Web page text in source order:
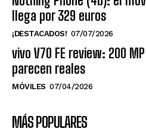
llega por 329 euros
¡DESTACADOS! 07/07/2026
vivo V70 FE review: 200
parecen reales
MÓVILES 07/04/2026
MÁS POPULARES